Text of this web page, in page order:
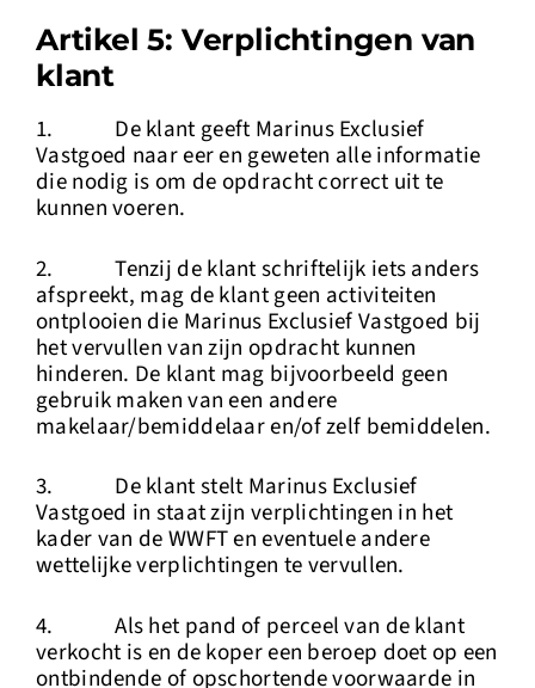
Artikel 5: Verplichtingen van
klant
1. De klant geeft Marinus Exclusief
Vastgoed naar eer en geweten alle informatie
die nodig is om de opdracht correct uit te
kunnen voeren.
2. Tenzij de klant schriftelijk iets anders
afspreekt, mag de klant geen activiteiten
ontplooien die Marinus Exclusief Vastgoed bij
het vervullen van zijn opdracht kunnen
hinderen. De klant mag bijvoorbeeld geen
gebruik maken van een andere
makelaar/bemiddelaar en/of zelf bemiddelen.
3. De klant stelt Marinus Exclusief
Vastgoed in staat zijn verplichtingen in het
kader van de WWFT en eventuele andere
wettelijke verplichtingen te vervullen.
4. Als het pand of perceel van de klant
verkocht is en de koper een beroep doet op een
ontbindende of opschortende voorwaarde in